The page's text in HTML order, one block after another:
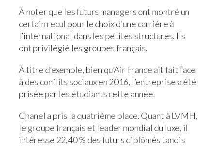
À noter que les futurs managers ont montré un
certain recul pour le choix d’une carrière à
l’international dans les petites structures. Ils
ont privilégié les groupes français.
À titre d’exemple, bien qu’Air France ait fait face
à des conflits sociaux en 2016, l’entreprise a été
prisée par les étudiants cette année.
Chanel a pris la quatrième place. Quant à LVMH,
le groupe français et leader mondial du luxe, il
intéresse 22,40 % des futurs diplômés tandis